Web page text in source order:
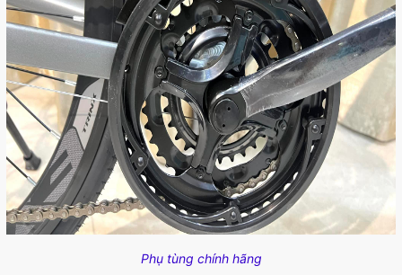
Phụ tùng chính hãng